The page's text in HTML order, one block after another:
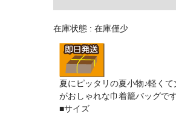
在庫状態 : 在庫僅少
夏にピッタリの夏小物♪軽く
がおしゃれな巾着籠バッグです
■サイズ